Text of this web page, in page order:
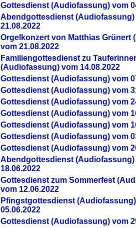
Gottesdienst (Audiofassung) vom
Abendgottesdienst (Audiofassung)
21.08.2022
Orgelkonzert von Matthias Grünert
vom 21.08.2022
Familiengottesdienst zu
(Audiofassung) vom 14.08.2022
Gottesdienst (Audiofassung) vom
Gottesdienst (Audiofassung) vom
Gottesdienst (Audiofassung) vom
Gottesdienst (Audiofassung) vom
Gottesdienst (Audiofassung) vom
Gottesdienst (Audiofassung) vom
Gottesdienst (Audiofassung) vom
Abendgottesdienst (Audiofassung)
18.06.2022
Gottesdienst zum Sommerfest
vom 12.06.2022
Pfingstgottesdienst
05.06.2022
Gottesdienst (Audiofassung) vom